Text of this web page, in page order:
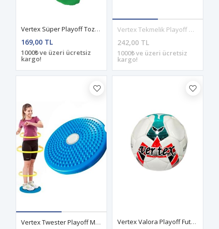
Vertex Süper Playoff Tozluk B.Boy Yeşil
169,00 TL
1000₺ ve üzeri ücretsiz
kargo!
Vertex Tekmelik Playoff Beyaz
242,00 TL
1000₺ ve üzeri ücretsiz
kargo!
Vertex Twester Playoff Mavi Vertex Valora Playoff Futbol Topu 5 No